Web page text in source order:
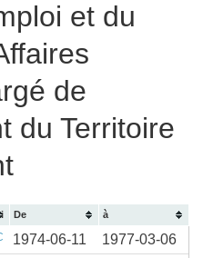
et du
de
du Territoire
De à
1974-06-11 1977-03-06